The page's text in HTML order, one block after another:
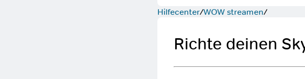
Hilfecenter WOW streamen
Richte deinen